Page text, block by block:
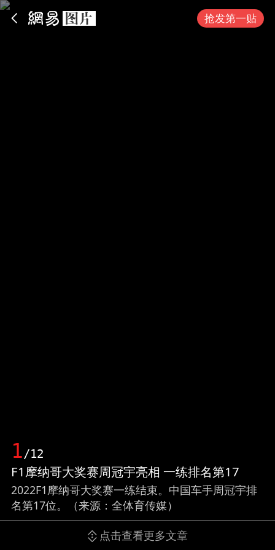
抢发第一贴
1/12
F1摩纳哥大奖赛周冠宇亮相 一练排名第17
2022F1摩纳哥大奖赛一练结束。中国车手周冠宇排
名第17位。（来源：全体育传媒）
点击查看更多文章
App内打开